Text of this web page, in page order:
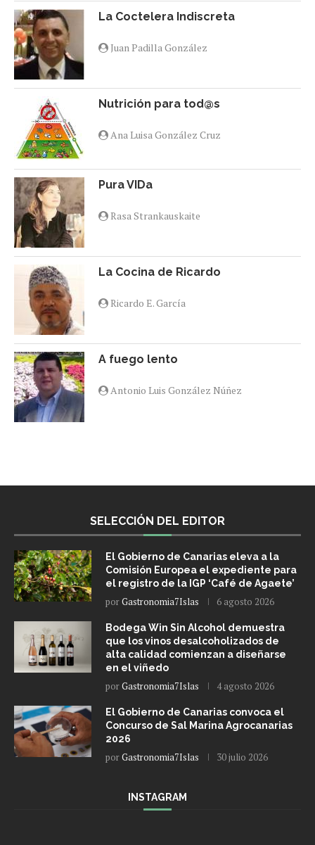
La Coctelera Indiscreta
Juan Padilla González
Nutrición para tod@s
Ana Luisa González Cruz
Pura VIDa
Rasa Strankauskaite
La Cocina de Ricardo
Ricardo E. García
A fuego lento
Antonio Luis González Núñez
SELECCIÓN DEL EDITOR
El Gobierno de Canarias eleva a la
Comisión Europea el expediente para
el registro de la IGP ‘Café de Agaete’
porGastronomia7Islas 6 agosto 2026
Bodega Win Sin Alcohol demuestra
que los vinos desalcoholizados de
alta calidad comienzan a diseñarse
en el viñedo
porGastronomia7Islas 4 agosto 2026
El Gobierno de Canarias convoca el
Concurso de Sal Marina Agrocanarias
2026
porGastronomia7Islas 30 julio 2026
INSTAGRAM